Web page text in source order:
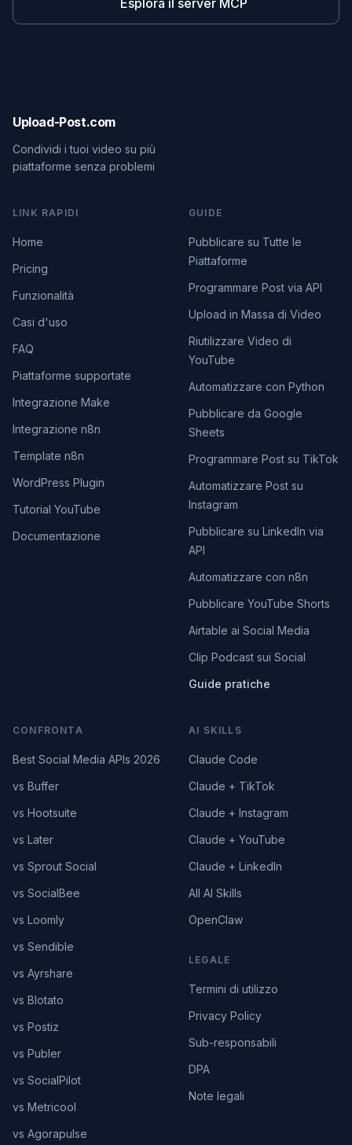
Esplora il server MCP
Upload-Post.com
Condividi i tuoi video su più
piattaforme senza problemi
LINK RAPIDI
Home
Pricing
Funzionalità
Casi d'uso
FAQ
Piattaforme supportate
Integrazione Make
Integrazione n8n
Template n8n
WordPress Plugin
Tutorial YouTube
Documentazione
GUIDE
Pubblicare su Tutte le
Piattaforme
Programmare Post via API
Upload in Massa di Video
Riutilizzare Video di
YouTube
Automatizzare con Python
Pubblicare da Google
Sheets
Programmare Post su TikTok
Automatizzare Post su
Instagram
Pubblicare su LinkedIn via
API
Automatizzare con n8n
Pubblicare YouTube Shorts
Airtable ai Social Media
Clip Podcast sui Social
Guide pratiche
CONFRONTA
Best Social Media APIs 2026
vs Buffer
vs Hootsuite
vs Later
vs Sprout Social
vs SocialBee
vs Loomly
vs Sendible
vs Ayrshare
vs Blotato
vs Postiz
vs Publer
vs SocialPilot
vs Metricool
vs Agorapulse
AI SKILLS
Claude Code
Claude + TikTok
Claude + Instagram
Claude + YouTube
Claude + LinkedIn
All AI Skills
OpenClaw
LEGALE
Termini di utilizzo
Privacy Policy
Sub-responsabili
DPA
Note legali